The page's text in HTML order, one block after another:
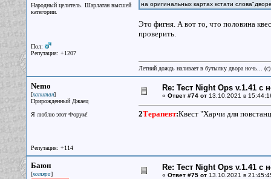
Народный целитель. Шарлатан высшей
категории.
Пол:
Репутация: +1207
на оригинальных картах кстати
Это фигня. А вот то, что половина
проверить.
Летний дождь наливает в бутылку двора ночь...
Nemo
[капитан]
Прирожденный Джаец
Я люблю этот Форум!
Репутация: +114
Re: Тест Night Ops v.1.41 с
« Ответ #74 от13.10.2021 в
2Терапевт:Квест "Харчи для
Баюн
[котяра]
Re: Тест Night Ops v.1.41 с
« Ответ #75 от13.10.2021 в